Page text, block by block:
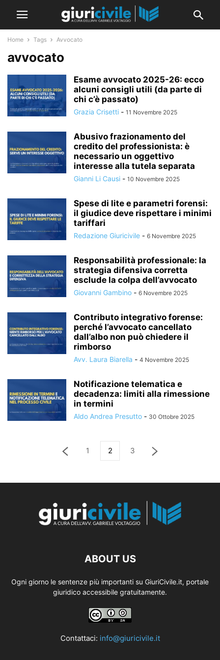
Home Tags Avvocato
avvocato
Esame avvocato 2025-26: ecco
alcuni consigli utili (da parte di
chi c’è passato)
Grazia Crisetti - 11 Novembre 2025
Abusivo frazionamento del
credito del professionista: è
necessario un oggettivo
interesse alla tutela separata
Gianni Li Causi - 10 Novembre 2025
Spese di lite e parametri forensi:
il giudice deve rispettare i minimi
tariffari
Redazione Giuricivile - 6 Novembre 2025
Responsabilità professionale: la
strategia difensiva corretta
esclude la colpa dell’avvocato
Giovanni Gambino - 6 Novembre 2025
Contributo integrativo forense:
perché l’avvocato cancellato
dall’albo non può chiedere il
rimborso
Avv. Laura Biarella - 4 Novembre 2025
Notificazione telematica e
decadenza: limiti alla rimessione
in termini
Aldo Andrea Presutto - 30 Ottobre 2025
1 2 3
ABOUT US
Ogni giorno le sentenze più importanti su GiuriCivile.it, portale
giuridico accessibile gratuitamente.
Contattaci: info@giuricivile.it